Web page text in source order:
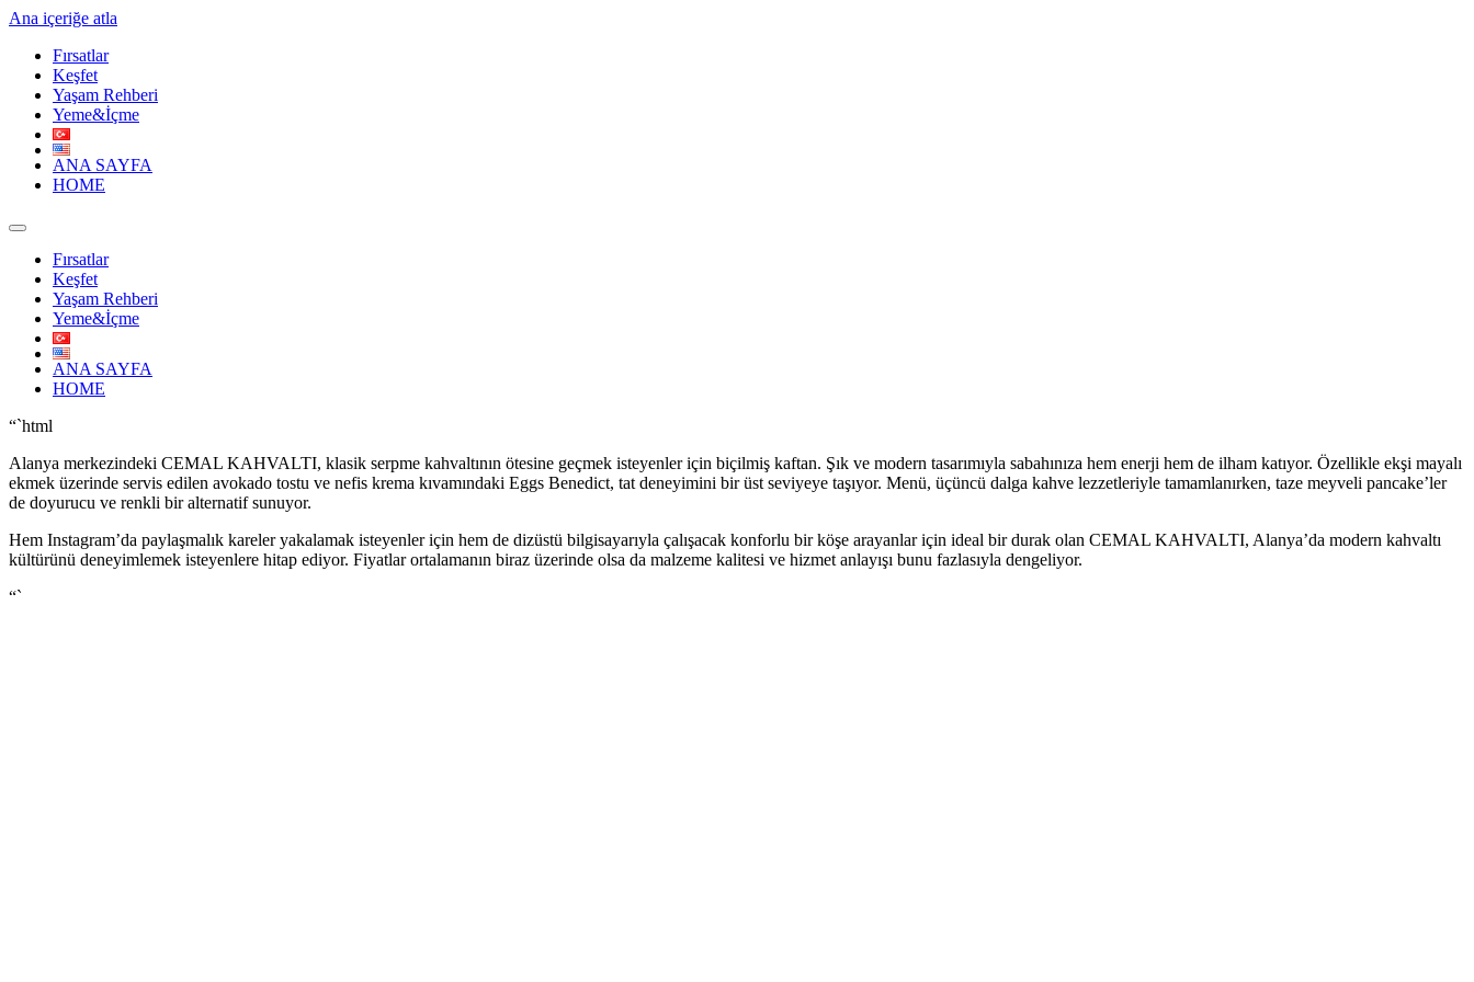
Ana içeriğe atla
Fırsatlar
Keşfet
Yaşam Rehberi
Yeme&İçme
ANA SAYFA
HOME
Fırsatlar
Keşfet
Yaşam Rehberi
Yeme&İçme
ANA SAYFA
HOME
“`html
Alanya merkezindeki CEMAL KAHVALTI, klasik serpme kahvaltının ötesine geçmek isteyenler için biçilmiş kaftan. Şık ve modern tasarımıyla sabahınıza hem enerji hem de ilham katıyor. Özellikle ekşi mayalı
ekmek üzerinde servis edilen avokado tostu ve nefis krema kıvamındaki Eggs Benedict, tat deneyimini bir üst seviyeye taşıyor. Menü, üçüncü dalga kahve lezzetleriyle tamamlanırken, taze meyveli pancake’ler
de doyurucu ve renkli bir alternatif sunuyor.
Hem Instagram’da paylaşmalık kareler yakalamak isteyenler için hem de dizüstü bilgisayarıyla çalışacak konforlu bir köşe arayanlar için ideal bir durak olan CEMAL KAHVALTI, Alanya’da modern kahvaltı
kültürünü deneyimlemek isteyenlere hitap ediyor. Fiyatlar ortalamanın biraz üzerinde olsa da malzeme kalitesi ve hizmet anlayışı bunu fazlasıyla dengeliyor.
“`